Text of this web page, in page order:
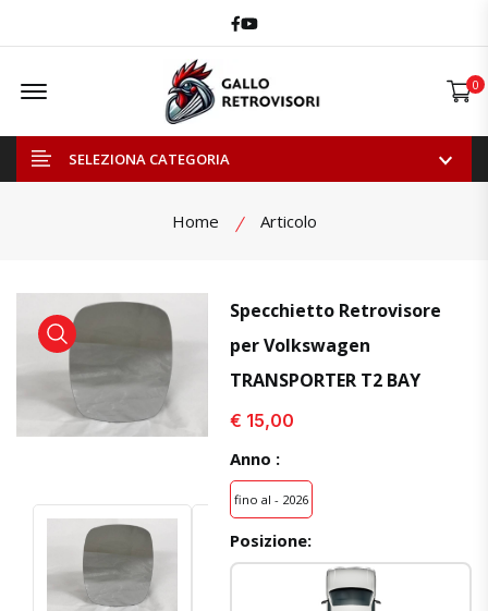
Facebook
Youtube
Offcanvas Menu Open 0
SELEZIONA CATEGORIA
Home Articolo
visualizza prodotto visualizza prodotto
Specchietto Retrovisore
per Volkswagen
TRANSPORTER T2 BAY
€ 15,00
Anno :
fino al - 2026
Posizione: